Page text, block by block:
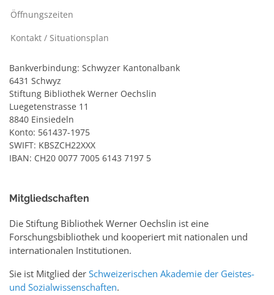
Öffnungszeiten
Kontakt / Situationsplan
Bankverbindung: Schwyzer Kantonalbank
6431 Schwyz
Stiftung Bibliothek Werner Oechslin
Luegetenstrasse 11
8840 Einsiedeln
Konto: 561437-1975
SWIFT: KBSZCH22XXX
IBAN: CH20 0077 7005 6143 7197 5
Mitgliedschaften
Die Stiftung Bibliothek Werner Oechslin ist eine
Forschungsbibliothek und kooperiert mit nationalen und
internationalen Institutionen.
Sie ist Mitglied der Schweizerischen Akademie der Geistes-
und Sozialwissenschaften.